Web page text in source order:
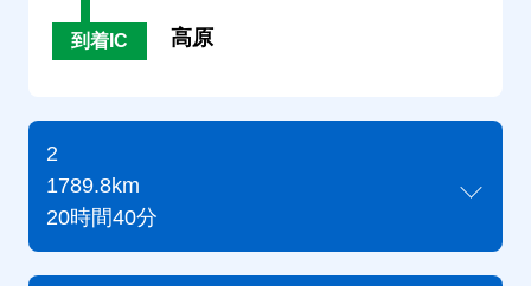
到着IC 高原
2
1789.8km
20時間40分